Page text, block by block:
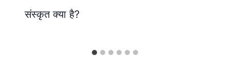
संस्कृत क्या है?